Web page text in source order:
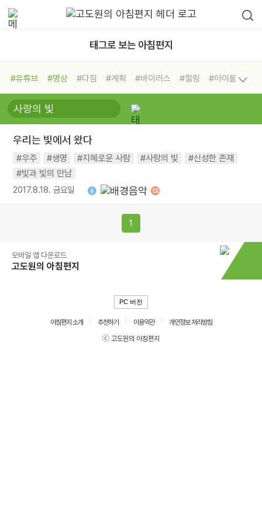
태그로 보는 아침편지
#유튜브 #명상 #다짐 #계획 #바이러스 #힐링
#아이들
#비전캠프
#독서캠프 #삶
#희망
#나눔 #친구 #링컨학교
#독서
#건강 #면역력
우리는 빛에서 왔다
#우주 #생명 #지혜로운 사람 #사랑의 빛
#신성한 존재
#빛과 빛의 만남
2017.8.18. 금요일
1
모바일 앱 다운로드
고도원의 아침편지
PC 버전
아침편지 소개 추천하기 이용약관
개인정보 처리방침
ⓒ 고도원의 아침편지